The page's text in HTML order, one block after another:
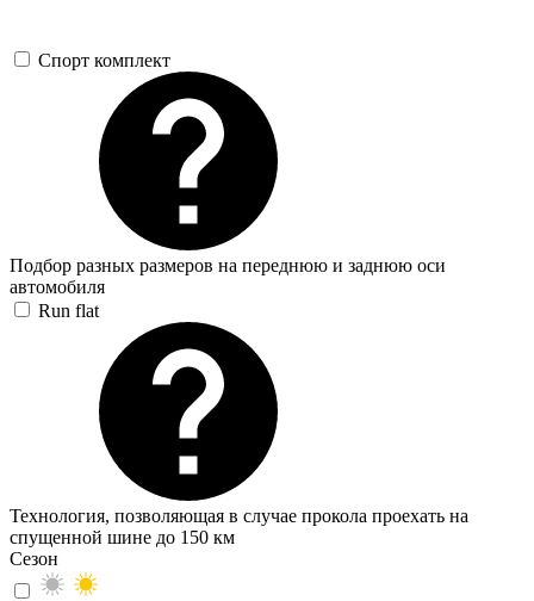
Спорт комплект
Подбор разных размеров на переднюю и заднюю оси
автомобиля
Run flat
Технология, позволяющая в случае прокола проехать на
спущенной шине до 150 км
Сезон